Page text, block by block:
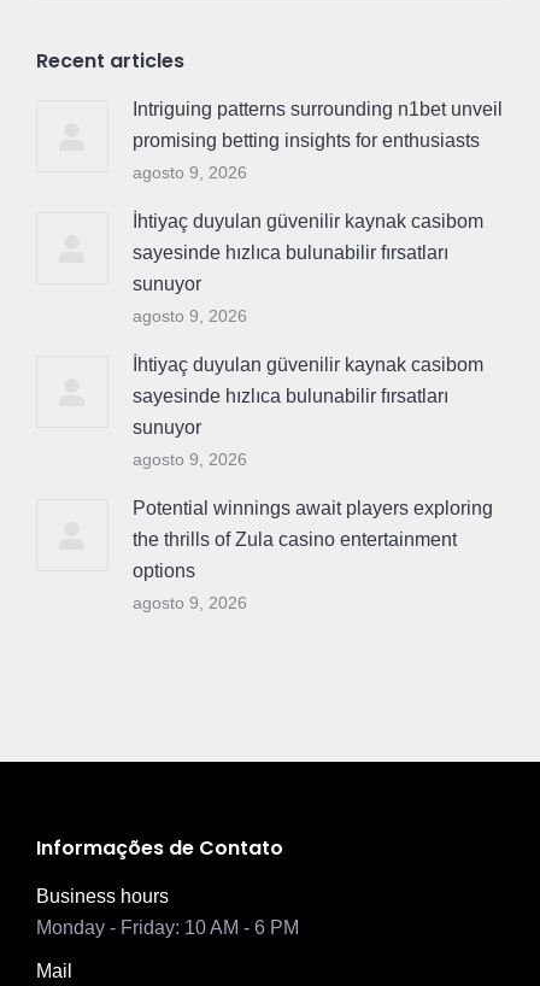
Recent articles
Intriguing patterns surrounding n1bet unveil
promising betting insights for enthusiasts
agosto 9, 2026
İhtiyaç duyulan güvenilir kaynak casibom
sayesinde hızlıca bulunabilir fırsatları
sunuyor
agosto 9, 2026
İhtiyaç duyulan güvenilir kaynak casibom
sayesinde hızlıca bulunabilir fırsatları
sunuyor
agosto 9, 2026
Potential winnings await players exploring
the thrills of Zula casino entertainment
options
agosto 9, 2026
Informações de Contato
Business hours
Monday - Friday: 10 AM - 6 PM
Mail